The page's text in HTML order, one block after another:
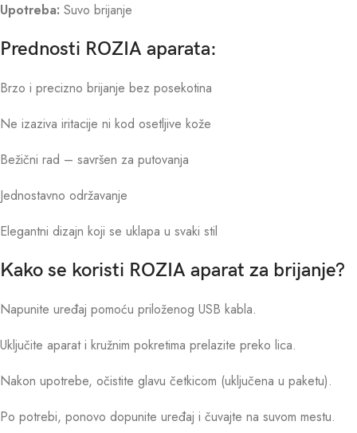
Upotreba: Suvo brijanje
Prednosti ROZIA aparata:
Brzo i precizno brijanje bez posekotina
Ne izaziva iritacije ni kod osetljive kože
Bežični rad – savršen za putovanja
Jednostavno održavanje
Elegantni dizajn koji se uklapa u svaki stil
Kako se koristi ROZIA aparat za brijanje?
Napunite uređaj pomoću priloženog USB kabla.
Uključite aparat i kružnim pokretima prelazite preko lica.
Nakon upotrebe, očistite glavu četkicom (uključena u paketu).
Po potrebi, ponovo dopunite uređaj i čuvajte na suvom mestu.